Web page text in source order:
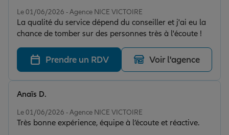
êtes à la bonne adresse !
Le 01/06/2026 - Agence NICE VICTOIRE
La qualité du service dépend du conseiller et j'ai eu la
chance de tomber sur des personnes très à l'écoute !
Prendre un RDV Voir l'agence
Le 01/06/2026 - Agence NICE VICTOIRE
Très bonne expérience, équipe à l’écoute et réactive.
Anaïs D.